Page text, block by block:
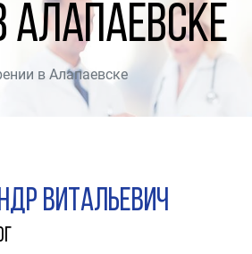
в Алапаевске
Витальевич